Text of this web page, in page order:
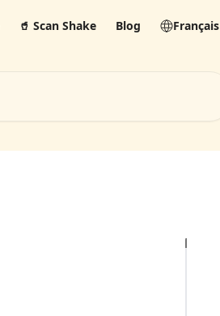
🥤 Scan Shake Blog Français